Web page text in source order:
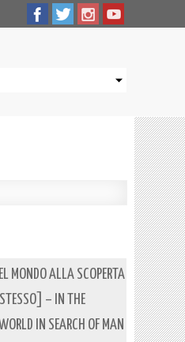
MONDO ALLA SCOPERTA
STESSO] – IN THE
IN SEARCH OF MAN